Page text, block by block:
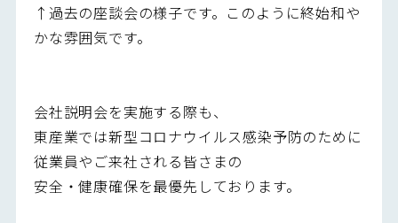
↑過去の座談会の様子です。このように終始和や
かな雰囲気です。
会社説明会を実施する際も、
東産業では新型コロナウイルス感染予防のために
従業員やご来社される皆さまの
安全・健康確保を最優先しております。